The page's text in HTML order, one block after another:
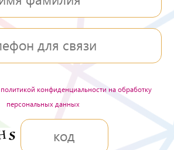
политикой конфиденциальности на обработку
персональных данных